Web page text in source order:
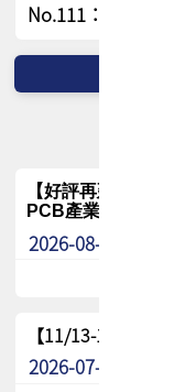
No.111：PCB全球
【好評再延長】
PCB產業專屬 AI 知
2026-08-04
【11/13-15】2026
2026-07-22